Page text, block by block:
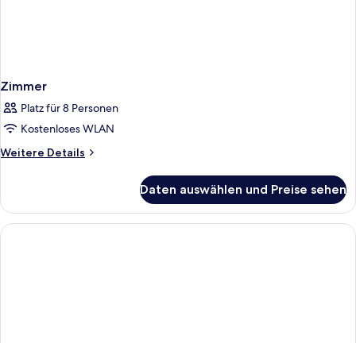
Zimmer
Platz für 8 Personen
Kostenloses WLAN
Weitere Details
Weitere
Daten auswählen und Preise sehen